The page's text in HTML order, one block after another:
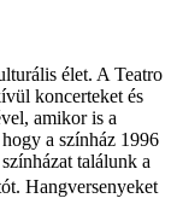
élet. A Teatro
koncerteket és
amikor is a
a színház 1996
találunk a
Hangversenyeket